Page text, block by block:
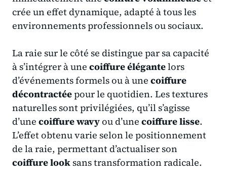
crée un effet dynamique, adapté à tous les
environnements professionnels ou sociaux.
La raie sur le côté se distingue par sa capacité
à s’intégrer à une coiffure élégantelors
d’événements formels ou à une coiffure
décontractéepour le quotidien. Les textures
naturelles sont privilégiées, qu’il s’agisse
d’une coiffure wavyou d’une coiffure lisse.
L’effet obtenu varie selon le positionnement
de la raie, permettant d’actualiser son
coiffure look sans transformation radicale.